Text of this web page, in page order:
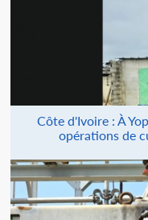
Côte d'Ivoire : À
opérations de